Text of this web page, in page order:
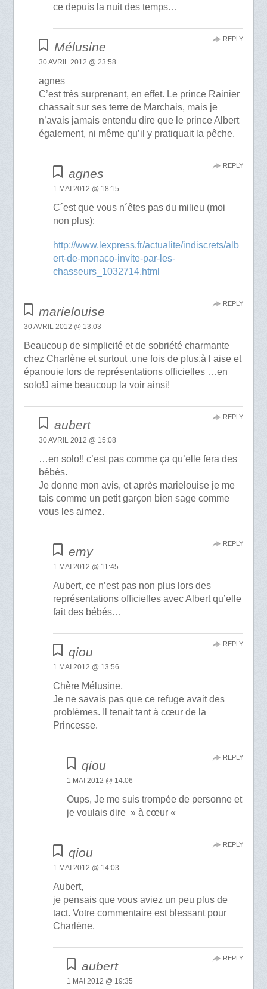
ce depuis la nuit des temps…
Mélusine
30 AVRIL 2012 @ 23:58
agnes
C’est très surprenant, en effet. Le prince Rainier
chassait sur ses terre de Marchais, mais je
n’avais jamais entendu dire que le prince Albert
également, ni même qu’il y pratiquait la pêche.
REPLY
agnes
1 MAI 2012 @ 18:15
C´est que vous n´êtes pas du milieu (moi
non plus):
http://www.lexpress.fr/actualite/indiscrets/alb
ert-de-monaco-invite-par-les-
chasseurs_1032714.html
REPLY
marielouise
30 AVRIL 2012 @ 13:03
Beaucoup de simplicité et de sobriété charmante
chez Charlène et surtout ,une fois de plus,à l aise et
épanouie lors de représentations officielles …en
solo!J aime beaucoup la voir ainsi!
REPLY
aubert
30 AVRIL 2012 @ 15:08
…en solo!! c’est pas comme ça qu’elle fera des
bébés.
Je donne mon avis, et après marielouise je me
tais comme un petit garçon bien sage comme
vous les aimez.
REPLY
emy
1 MAI 2012 @ 11:45
Aubert, ce n’est pas non plus lors des
représentations officielles avec Albert qu’elle
fait des bébés…
REPLY
qiou
1 MAI 2012 @ 13:56
Chère Mélusine,
Je ne savais pas que ce refuge avait des
problèmes. Il tenait tant à cœur de la
Princesse.
REPLY
qiou
1 MAI 2012 @ 14:06
Oups, Je me suis trompée de personne et
je voulais dire » à cœur «
REPLY
qiou
1 MAI 2012 @ 14:03
Aubert,
je pensais que vous aviez un peu plus de
tact. Votre commentaire est blessant pour
Charlène.
REPLY
aubert
1 MAI 2012 @ 19:35
REPLY